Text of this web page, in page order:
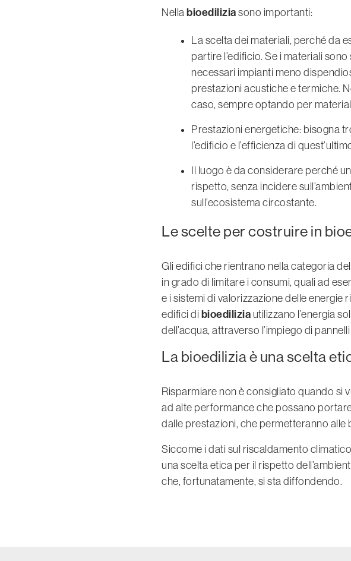
Nella bioedilizia sono importanti:
La scelta dei materiali, perché da
partire l’edificio. Se i materiali
necessari impianti meno
prestazioni acustiche e termiche.
caso, sempre optando per
Prestazioni energetiche: bisogna
l’edificio e l’efficienza di
Il luogo è da considerare perché
rispetto, senza incidere
sull’ecosistema circostante.
Le scelte per costruire in
Gli edifici che rientrano nella categoria
in grado di limitare i consumi, quali ad
e i sistemi di valorizzazione delle energie
edifici di bioedilizia utilizzano l’energia
dell’acqua, attraverso l’impiego di
La bioedilizia è una scelta
Risparmiare non è consigliato quando si
ad alte performance che possano
dalle prestazioni, che permetteranno alle
Siccome i dati sul riscaldamento
una scelta etica per il rispetto
che, fortunatamente, si sta diffondendo.